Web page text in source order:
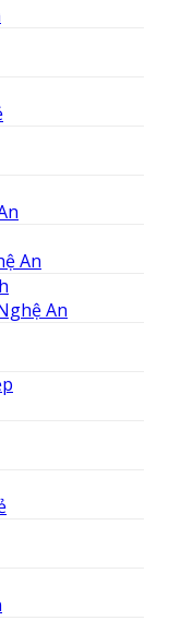
An
An